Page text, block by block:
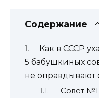
Содержание
Как в СССР
5 бабушкиных
не оправдывают
Совет №1